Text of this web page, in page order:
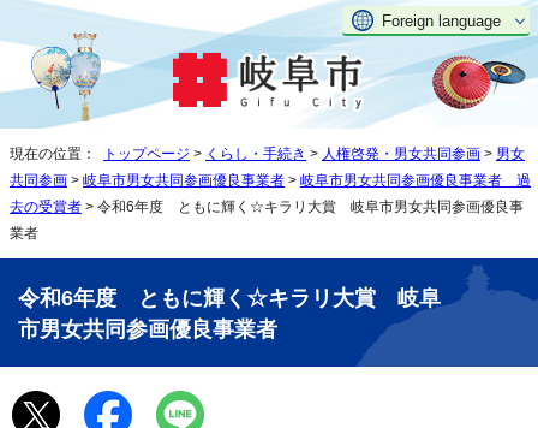
Foreign language
現在の位置： トップページ > くらし・手続き > 人権啓発・男女共同参画 > 男女
共同参画 > 岐阜市男女共同参画優良事業者 > 岐阜市男女共同参画優良事業者 過
去の受賞者 > 令和6年度 ともに輝く☆キラリ大賞 岐阜市男女共同参画優良事
業者
令和6年度 ともに輝く☆キラリ大賞 岐阜
市男女共同参画優良事業者